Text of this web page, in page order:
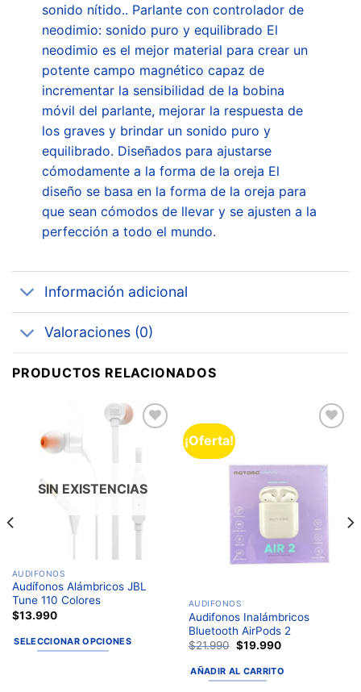
sonido nítido.. Parlante con controlador de
neodimio: sonido puro y equilibrado El
neodimio es el mejor material para crear un
potente campo magnético capaz de
incrementar la sensibilidad de la bobina
móvil del parlante, mejorar la respuesta de
los graves y brindar un sonido puro y
equilibrado. Diseñados para ajustarse
cómodamente a la forma de la oreja El
diseño se basa en la forma de la oreja para
que sean cómodos de llevar y se ajusten a la
perfección a todo el mundo.
Información adicional
Valoraciones (0)
PRODUCTOS RELACIONADOS
lista de
SIN EXISTENCIAS
AUDIFONOS
Audífonos Alámbricos JBL
Tune 110 Colores
$13.990
SELECCIONAR OPCIONES
¡Oferta!
lista de
AUDIFONOS
Audifonos Inalámbricos
Bluetooth AirPods 2
$21.990 $19.990
AÑADIR AL CARRITO